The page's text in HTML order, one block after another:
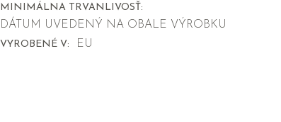
MINIMÁLNA TRVANLIVOSŤ:
DÁTUM UVEDENÝ NA OBALE VÝROBKU
VYROBENÉ V: EU